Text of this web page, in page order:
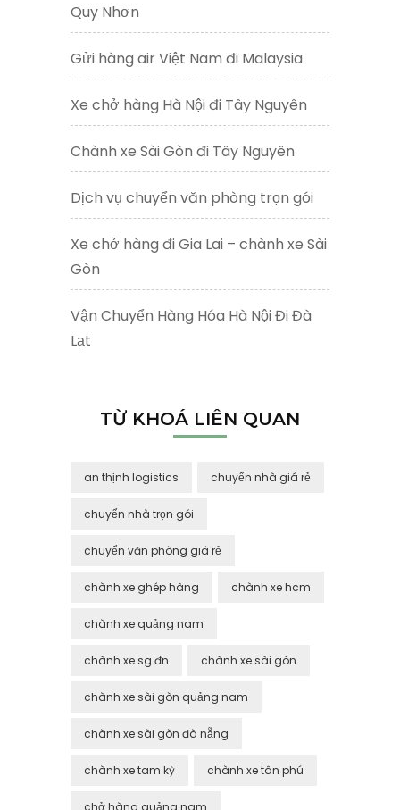
Quy Nhơn
Gửi hàng air Việt Nam đi Malaysia
Xe chở hàng Hà Nội đi Tây Nguyên
Chành xe Sài Gòn đi Tây Nguyên
Dịch vụ chuyển văn phòng trọn gói
Xe chở hàng đi Gia Lai – chành xe Sài
Gòn
Vận Chuyển Hàng Hóa Hà Nội Đi Đà
Lạt
TỪ KHOÁ LIÊN QUAN
an thịnh logistics chuyển nhà giá rẻ
chuyển nhà trọn gói
chuyển văn phòng giá rẻ
chành xe ghép hàng chành xe hcm
chành xe quảng nam
chành xe sg đn chành xe sài gòn
chành xe sài gòn quảng nam
chành xe sài gòn đà nẵng
chành xe tam kỳ chành xe tân phú
chở hàng quảng nam